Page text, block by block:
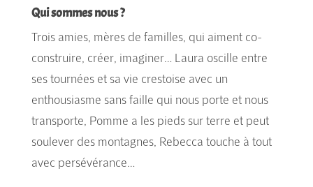
Qui sommes nous ?
Trois amies, mères de familles, qui aiment co-
construire, créer, imaginer… Laura oscille entre
ses tournées et sa vie crestoise avec un
enthousiasme sans faille qui nous porte et nous
transporte, Pomme a les pieds sur terre et peut
soulever des montagnes, Rebecca touche à tout
avec persévérance…